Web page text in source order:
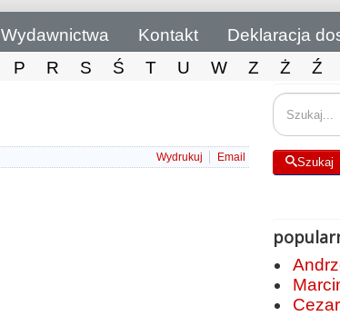
Wydawnictwa Kontakt
Deklaracja
P R S Ś T U W Z Ż Ź
Wydrukuj Email Szukaj